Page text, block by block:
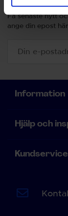
Få senaste nytt
ange din epost
Information
Hjälp och